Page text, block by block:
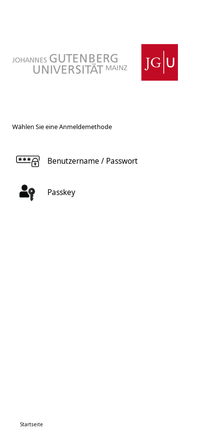
Wählen Sie eine Anmeldemethode
Benutzername / Passwort
Passkey
Startseite